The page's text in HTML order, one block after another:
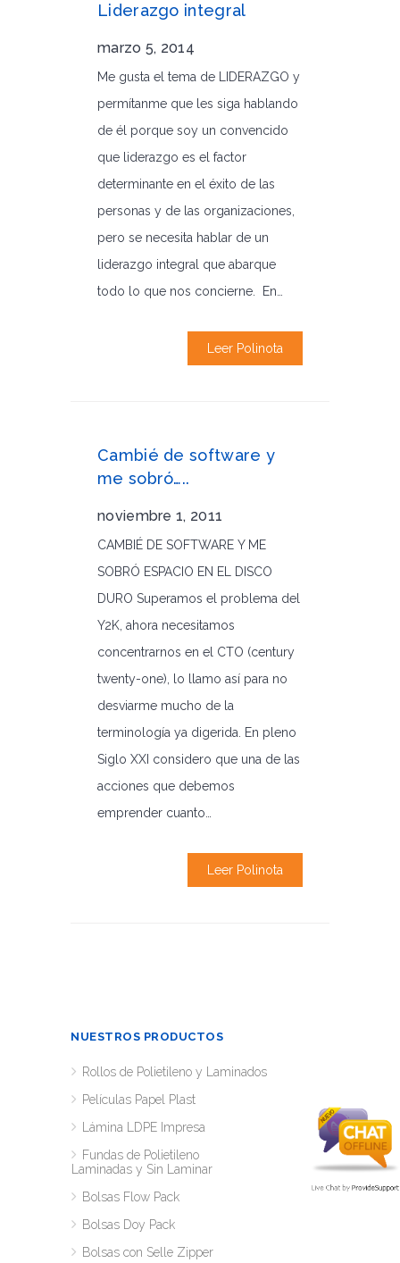
Liderazgo integral
marzo 5, 2014
Me gusta el tema de LIDERAZGO y
permítanme que les siga hablando
de él porque soy un convencido
que liderazgo es el factor
determinante en el éxito de las
personas y de las organizaciones,
pero se necesita hablar de un
liderazgo integral que abarque
todo lo que nos concierne. En…
Leer Polinota
Cambié de software y
me sobró…..
noviembre 1, 2011
CAMBIÉ DE SOFTWARE Y ME
SOBRÓ ESPACIO EN EL DISCO
DURO Superamos el problema del
Y2K, ahora necesitamos
concentrarnos en el CTO (century
twenty-one), lo llamo así para no
desviarme mucho de la
terminología ya digerida. En pleno
Siglo XXI considero que una de las
acciones que debemos
emprender cuanto…
Leer Polinota
NUESTROS PRODUCTOS
Rollos de Polietileno y Laminados
Películas Papel Plast
Lámina LDPE Impresa
Fundas de Polietileno
Laminadas y Sin Laminar
Bolsas Flow Pack
Bolsas Doy Pack
Bolsas con Selle Zipper